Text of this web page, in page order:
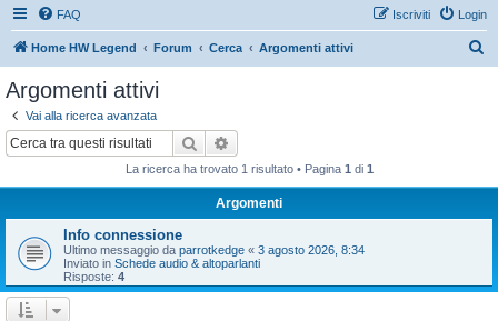
FAQ Login
Iscriviti
Home HW Legend Forum Cerca Argomenti attivi
Argomenti attivi
Vai alla ricerca avanzata
Cerca
La ricerca ha trovato 1 risultato • Pagina 1 di 1
Argomenti
Info connessione
Ultimo messaggio da parrotkedge « 3 agosto 2026, 8:34
Inviato in Schede audio & altoparlanti
Risposte: 4